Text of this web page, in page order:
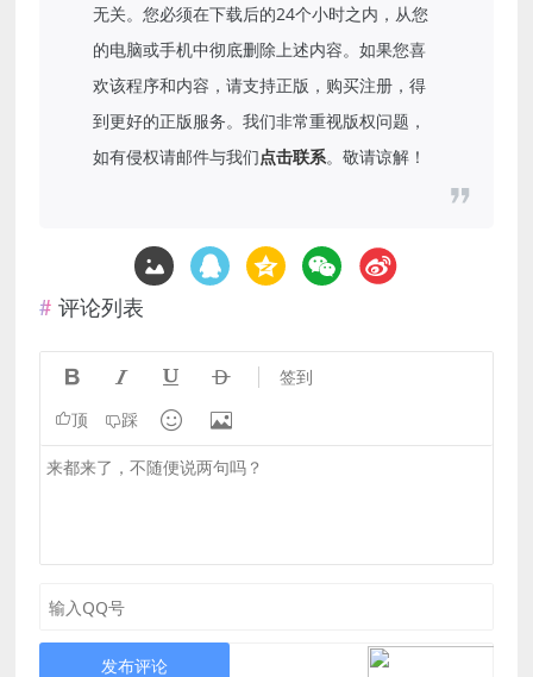
无关。您必须在下载后的24个小时之内，从您
的电脑或手机中彻底删除上述内容。如果您喜
欢该程序和内容，请支持正版，购买注册，得
到更好的正版服务。我们非常重视版权问题，
如有侵权请邮件与我们点击联系。敬请谅解！
评论列表
    签到
顶 踩  
发布评论